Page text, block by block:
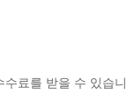
료를 받을 수 있습니